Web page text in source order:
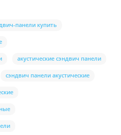
панели купить
акустические сэндвич панели
сэндвич панели акустические